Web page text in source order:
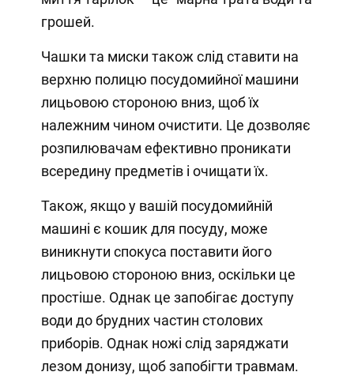
грошей.
Чашки та миски також слід ставити на
верхню полицю посудомийної машини
лицьовою стороною вниз, щоб їх
належним чином очистити. Це дозволяє
розпилювачам ефективно проникати
всередину предметів і очищати їх.
Також, якщо у вашій посудомийній
машині є кошик для посуду, може
виникнути спокуса поставити його
лицьовою стороною вниз, оскільки це
простіше. Однак це запобігає доступу
води до брудних частин столових
приборів. Однак ножі слід заряджати
лезом донизу, щоб запобігти травмам.